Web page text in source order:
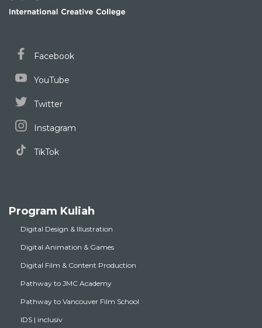
Facebook
YouTube
Twitter
Instagram
TikTok
Program Kuliah
Digital Design & Illustration
Digital Animation & Games
Digital Film & Content Production
Pathway to JMC Academy
Pathway to Vancouver Film School
IDS | inclusiv